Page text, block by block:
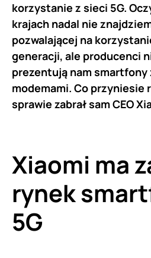
korzystanie z sieci 5G.
krajach nadal nie
pozwalającej na
generacji, ale producenci
prezentują nam smartfony
modemami. Co przyniesie
sprawie zabrał sam CEO
Xiaomi ma
rynek
5G